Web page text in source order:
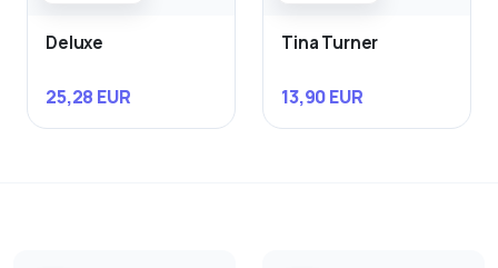
Deluxe
25,28 EUR
Tina Turner
13,90 EUR